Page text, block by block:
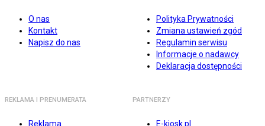
O nas
Kontakt
Napisz do nas
Polityka Prywatności
Zmiana ustawień zgód
Regulamin serwisu
Informacje o nadawcy
Deklaracja dostępności
REKLAMA I PRENUMERATA
Reklama
PARTNERZY
E-kiosk.pl